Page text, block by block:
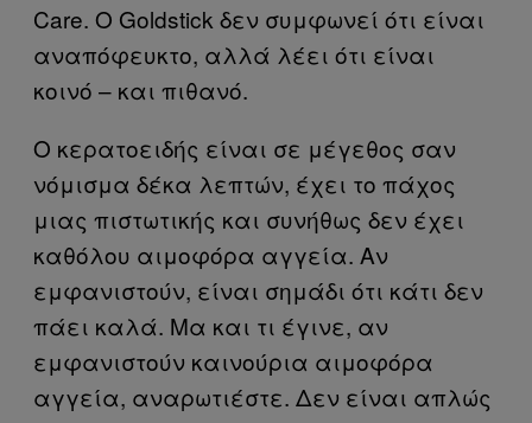
Care. Ο Goldstick δεν συμφωνεί ότι είναι
αναπόφευκτο, αλλά λέει ότι είναι
κοινό – και πιθανό.
Ο κερατοειδής είναι σε μέγεθος σαν
νόμισμα δέκα λεπτών, έχει το πάχος
μιας πιστωτικής και συνήθως δεν έχει
καθόλου αιμοφόρα αγγεία. Αν
εμφανιστούν, είναι σημάδι ότι κάτι δεν
πάει καλά. Μα και τι έγινε, αν
εμφανιστούν καινούρια αιμοφόρα
αγγεία, αναρωτιέστε. Δεν είναι απλώς